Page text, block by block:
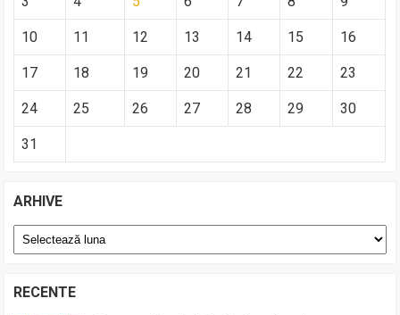
10 11 12 13 14 15 16
17 18 19 20 21 22 23
24 25 26 27 28 29 30
31
ARHIVE
Arhive
RECENTE